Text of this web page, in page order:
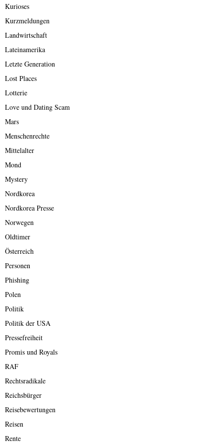
Kurioses
Kurzmeldungen
Landwirtschaft
Lateinamerika
Letzte Generation
Lost Places
Lotterie
Love und Dating Scam
Mars
Menschenrechte
Mittelalter
Mond
Mystery
Nordkorea
Nordkorea Presse
Norwegen
Oldtimer
Österreich
Personen
Phishing
Polen
Politik
Politik der USA
Pressefreiheit
Promis und Royals
RAF
Rechtsradikale
Reichsbürger
Reisebewertungen
Reisen
Rente